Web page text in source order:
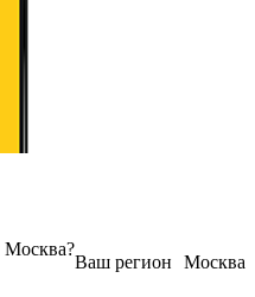
Москва
Ваш регион
Москва?